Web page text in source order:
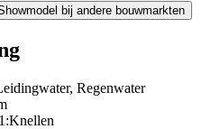
bij andere bouwmarkten
Regenwater